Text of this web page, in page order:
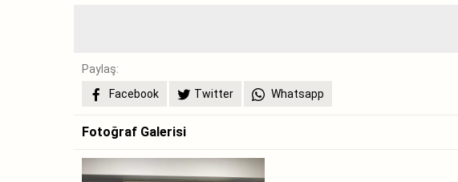
Paylaş:
Facebook
Twitter Whatsapp
Fotoğraf Galerisi